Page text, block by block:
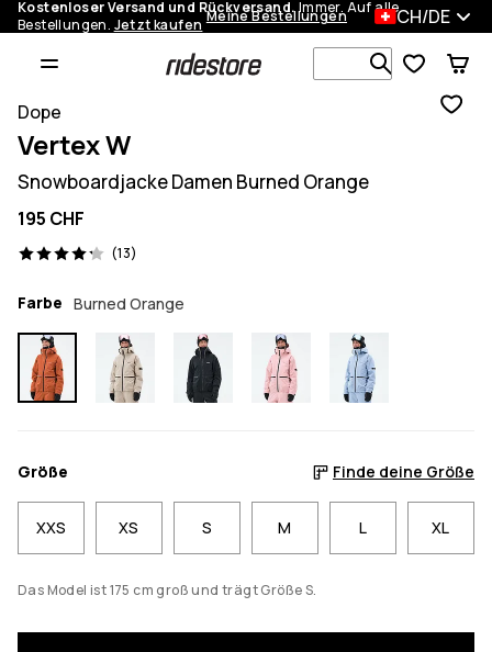
Kostenloser Versand und Rückversand.Immer. Auf alle
Bestellungen. Jetzt kaufen Meine Bestellungen CH/DE
Dope
Vertex W
Snowboardjacke Damen Burned Orange
195 CHF
(13)
13 Reviews, 4.2/5
Farbe Burned Orange
Größe Finde deine Größe
XXS XS S M L XL
Das Model ist 175 cm groß und trägt Größe S.